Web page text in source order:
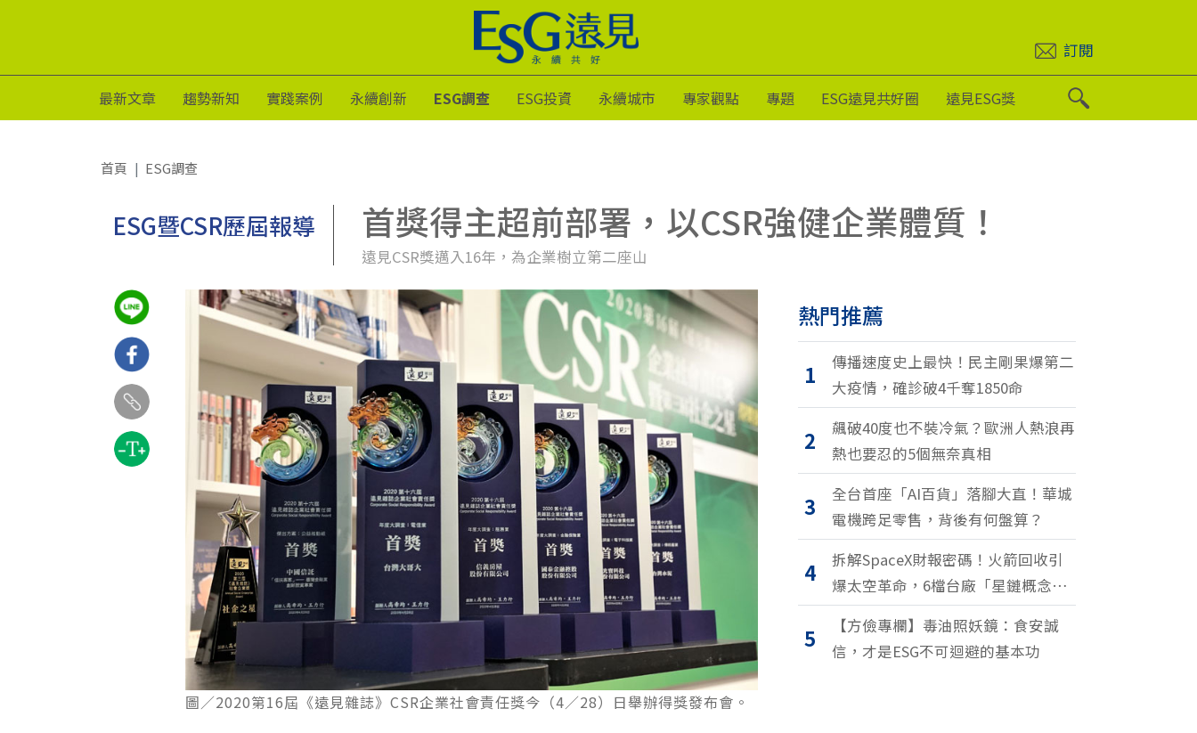
訂閱
最新文章 趨勢新知 實踐案例 永續創新 ESG調查 ESG投資 永續城市 專家觀點 專題 ESG遠見共好圈 遠見ESG獎
首頁 ESG調查
ESG暨CSR歷屆報導 首獎得主超前部署，以CSR強健企業體質！
遠見CSR獎邁入16年，為企業樹立第二座山
圖／2020第16屆《遠見雜誌》CSR企業社會責任獎今（4／28）日舉辦得獎發布會。
熱門推薦
1
傳播速度史上最快！民主剛果爆第二
大疫情，確診破4千奪1850命
2
飆破40度也不裝冷氣？歐洲人熱浪再
熱也要忍的5個無奈真相
3
全台首座「AI百貨」落腳大直！華城
電機跨足零售，背後有何盤算？
4
拆解SpaceX財報密碼！火箭回收引
爆太空革命，6檔台廠「星鏈概念
股」搶紅利
5
【方儉專欄】毒油照妖鏡：食安誠
信，才是ESG不可迴避的基本功